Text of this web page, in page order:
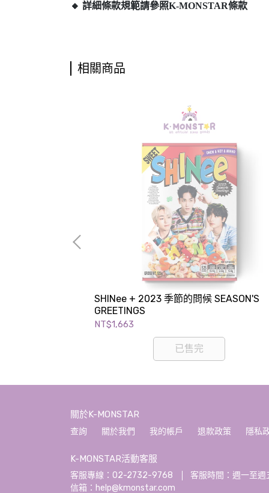
🔸 詳細條款規範請參照K-MONSTAR條款
相關商品
SHINee + 2023 季節的問候 SEASON'S
GREETINGS
NT$1,663
已售完
關於K-MONSTAR
查詢 關於我們 我的帳戶 退款政策 隱私
K-MONSTAR活動客服
客服專線：02-2732-9768
客服時間：週一至
信箱：help@kmonstar.com